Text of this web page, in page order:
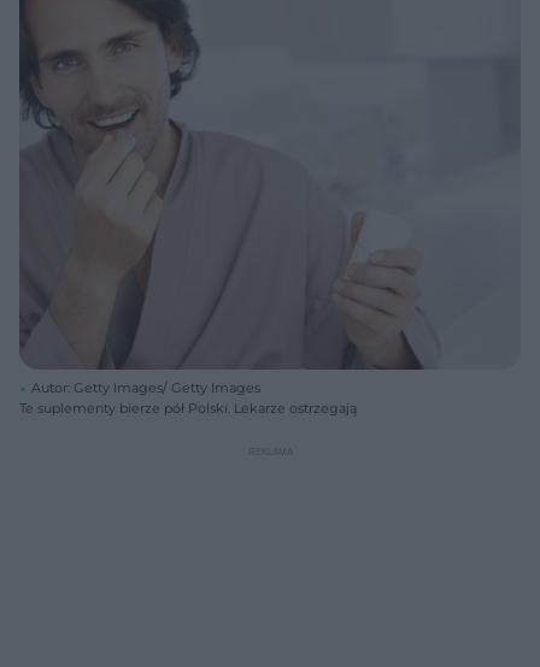
Autor: Getty Images/ Getty Images
Te suplementy bierze pół Polski. Lekarze ostrzegają